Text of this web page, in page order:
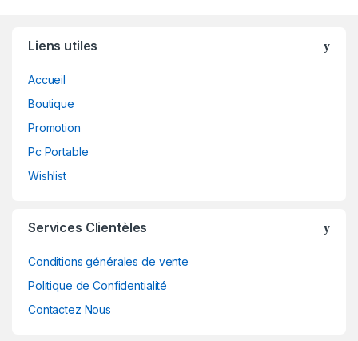
Liens utiles
Accueil
Boutique
Promotion
Pc Portable
Wishlist
Services Clientèles
Conditions générales de vente
Politique de Confidentialité
Contactez Nous